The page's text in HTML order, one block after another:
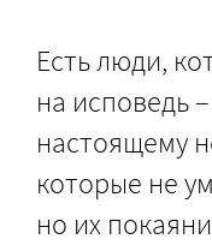
Есть люди,
на исповедь
настоящему
которые не
но их